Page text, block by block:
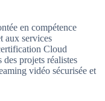
en compétence
aux services
Cloud
projets réalistes
vidéo sécurisée et